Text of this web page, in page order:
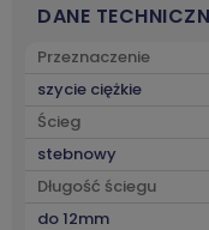
DANE
Przeznaczenie
szycie ciężkie
Ścieg
stebnowy
Długość ściegu
do 12mm